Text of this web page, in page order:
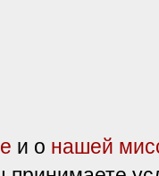
и о нашей